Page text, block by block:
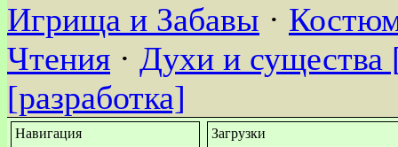
Игрища и Забавы ·
Чтения · Духи и существа
[разработка]
Навигация
Загрузки